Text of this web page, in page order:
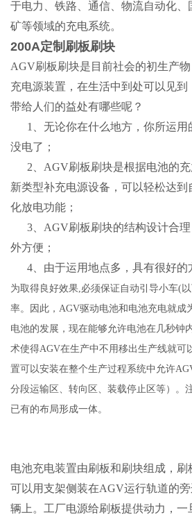
于电力、铁路、通信、物流自动化
矿等领域的充电系统。
200A定制刷板刷块
AGV刷板刷块是目前社会的初生产
充电源装置，在生活中到处可以见
带给人们的益处有哪些呢？
1、无论你在什么地方，你所运用
没电了；
2、AGV刷板刷块是根据电池的充
新类型补充电源设备，可以轻松达
化放电功能；
3、AGV刷板刷块的结构设计合理
外方便；
4、由于运用地点多，具有很好的
为取得良好效果,必须保证自动引导小车(
率。因此，AGV驱动电池和电池充电就成
电池的发展，现在能够允许电池在几秒钟
术使得AGV在生产中不用移出生产线就可
置可以安装在整个生产过程系统中允许
分段运输区、转向区、装载停止区等）。
已有的布局形成一体。
电池充电装置由刷板和刷块组成，
可以用支架侧装在AGV运行轨道的
辆上。工厂电源给刷板提供动力，